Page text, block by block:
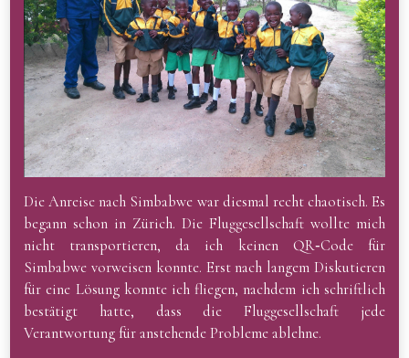
Die Anreise nach Simbabwe war diesmal recht chaotisch. Es
begann schon in Zürich. Die Fluggesellschaft wollte mich
nicht transportieren, da ich keinen QR‑Code für
Simbabwe vorweisen konnte. Erst nach langem Diskutieren
für eine Lösung konnte ich fliegen, nachdem ich schriftlich
bestätigt hatte, dass die Fluggesellschaft jede
Verantwortung für anstehende Probleme ablehne.